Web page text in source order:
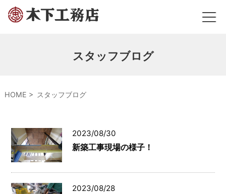
スタッフブログ
HOME スタッフブログ
2023/08/30
新築工事現場の様子！
2023/08/28